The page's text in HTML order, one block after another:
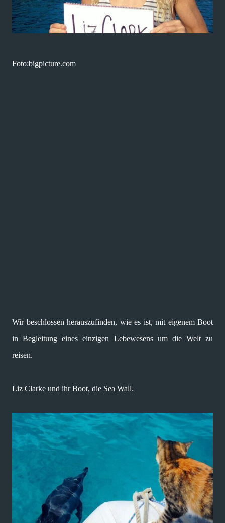
Foto:bigpicture.com
Wir beschlossen herauszufinden, wie es ist, mit eigenem Boot
in Begleitung eines einzigen Lebewesens um die Welt zu
reisen.
Liz Clarke und ihr Boot, die Sea Wall.